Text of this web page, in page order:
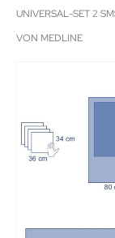
UNIVERSAL-SET 2
VON MEDLINE
Bildergalerie
springen